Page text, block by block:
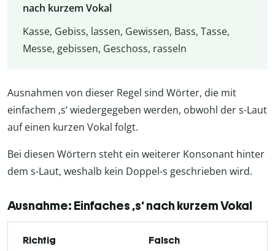
nach kurzem Vokal
Kasse, Gebiss, lassen, Gewissen, Bass, Tasse,
Messe, gebissen, Geschoss, rasseln
Ausnahmen von dieser Regel sind Wörter, die mit
einfachem ‚s‘ wiedergegeben werden, obwohl der s-Laut
auf einen kurzen Vokal folgt.
Bei diesen Wörtern steht ein weiterer Konsonant hinter
dem s-Laut, weshalb kein Doppel-s geschrieben wird.
Ausnahme: Einfaches ‚s‘ nach kurzem Vokal
Richtig Falsch